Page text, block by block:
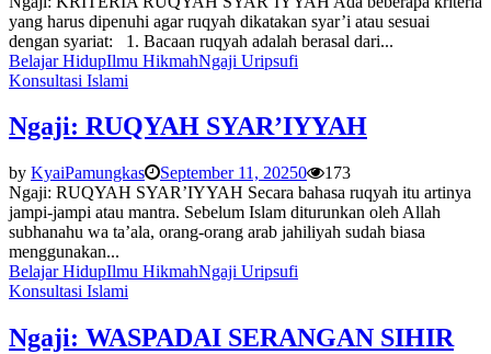
yang harus dipenuhi agar ruqyah dikatakan syar’i atau sesuai
dengan syariat: 1. Bacaan ruqyah adalah berasal dari...
Belajar HidupIlmu HikmahNgaji Uripsufi
Konsultasi Islami
Ngaji: RUQYAH SYAR’IYYAH
by KyaiPamungkas September 11, 20250
173
Ngaji: RUQYAH SYAR’IYYAH Secara bahasa ruqyah itu artinya
jampi-jampi atau mantra. Sebelum Islam diturunkan oleh Allah
subhanahu wa ta’ala, orang-orang arab jahiliyah sudah biasa
menggunakan...
Belajar HidupIlmu HikmahNgaji Uripsufi
Konsultasi Islami
Ngaji: WASPADAI SERANGAN SIHIR